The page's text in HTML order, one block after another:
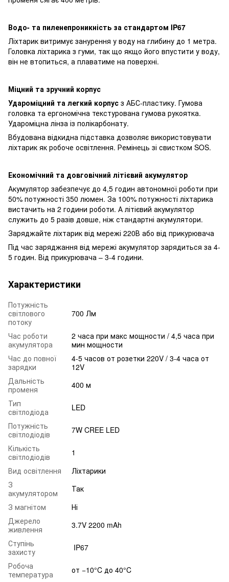
Водо- та пиленепроникність за стандартом IP67
Ліхтарик витримує занурення у воду на глибину до 1 метра.
Головка ліхтарика з гуми, так що якщо його впустити у воду,
він не втопиться, а плаватиме на поверхні.
Міцний та зручний корпус
Удароміцний та легкий корпус з АБС-пластику. Гумова
головка та ергономічна текстурована гумова рукоятка.
Удароміцна лінза із полікарбонату.
Вбудована відкидна підставка дозволяє використовувати
ліхтарик як робоче освітлення. Ремінець зі свистком SOS.
Економічний та довговічний літієвий акумулятор
Акумулятор забезпечує до 4,5 годин автономної роботи при
50% потужності 350 люмен. За 100% потужності ліхтарика
вистачить на 2 години роботи. А літієвий акумулятор
служить до 5 разів довше, ніж стандартні акумулятори.
Заряджайте ліхтарик від мережі 220В або від прикурювача
Під час заряджання від мережі акумулятор зарядиться за 4-
5 годин. Від прикурювача – 3-4 години.
Характеристики
Потужність
світлового
потоку
700 Лм
Час роботи
акумулятора
2 часа при макс мощности / 4,5 часа при
мин мощности
Час до повної
зарядки
4-5 часов от розетки 220V / 3-4 часа от
12V
Дальність
променя
400 м
Тип
світлодіода
LED
Потужність
світлодіодів
7W CREE LED
Кількість
світлодіодів
1
Вид освітлення
Ліхтарики
З
акумулятором
Так
З магнітом
Ні
Джерело
живлення
3.7V 2200 mAh
Ступінь
захисту
IP67
Робоча
температура
от −10°C до 40°C